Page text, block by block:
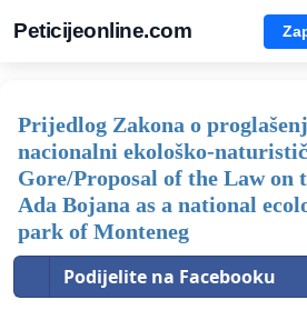
Peticijeonline.com
Prijedlog Zakona o
nacionalni ekološko-
Gore/Proposal of the Law on
Ada Bojana as a national
park of Monteneg
Podijelite na Facebooku